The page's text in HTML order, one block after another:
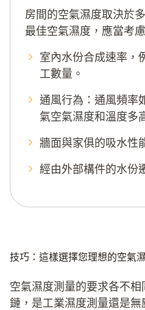
房間的空氣濕度取決於
最佳空氣濕度，應當考
室內水份合成速率，
工數量。
通風行為：通風頻率
氣空氣濕度和溫度多
牆面與家俱的吸水性
經由外部構件的水份
技巧：這樣選擇您理想的空氣
空氣濕度測量的要求各不
鏈，是工業濕度測量還是